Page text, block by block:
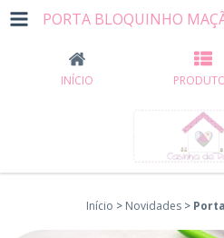
PORTA BLOQUINHO
INÍCIO
Início > Novidades >